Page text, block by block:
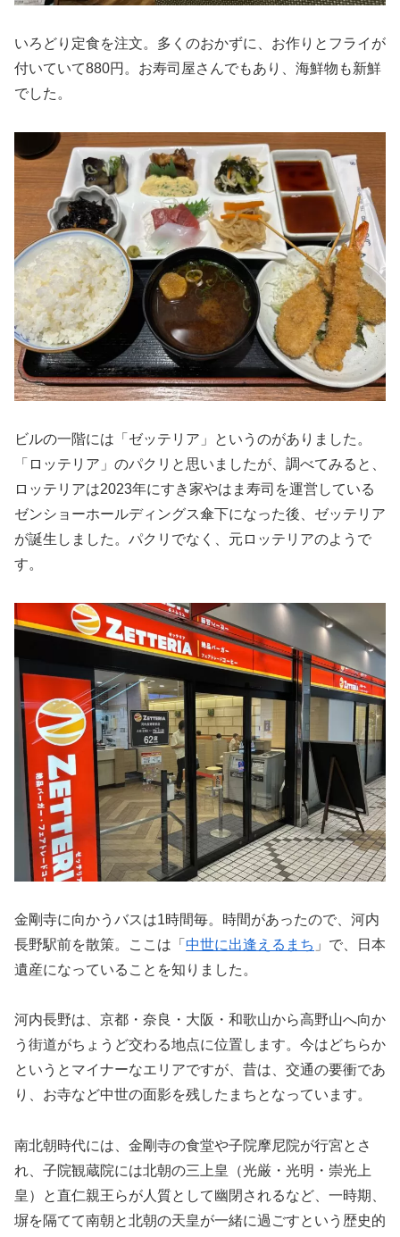
いろどり定食を注文。多くのおかずに、お作りとフライが
付いていて880円。お寿司屋さんでもあり、海鮮物も新鮮
でした。
ビルの一階には「ゼッテリア」というのがありました。
「ロッテリア」のパクリと思いましたが、調べてみると、
ロッテリアは2023年にすき家やはま寿司を運営している
ゼンショーホールディングス傘下になった後、ゼッテリア
が誕生しました。パクリでなく、元ロッテリアのようで
す。
金剛寺に向かうバスは1時間毎。時間があったので、河内
長野駅前を散策。ここは「 中世に出逢えるまち 」で、日本
遺産になっていることを知りました。
河内長野は、京都・奈良・大阪・和歌山から高野山へ向か
う街道がちょうど交わる地点に位置します。今はどちらか
というとマイナーなエリアですが、昔は、交通の要衝であ
り、お寺など中世の面影を残したまちとなっています。
南北朝時代には、金剛寺の食堂や子院摩尼院が行宮とさ
れ、子院観蔵院には北朝の三上皇（光厳・光明・崇光上
皇）と直仁親王らが人質として幽閉されるなど、一時期、
塀を隔てて南朝と北朝の天皇が一緒に過ごすという歴史的